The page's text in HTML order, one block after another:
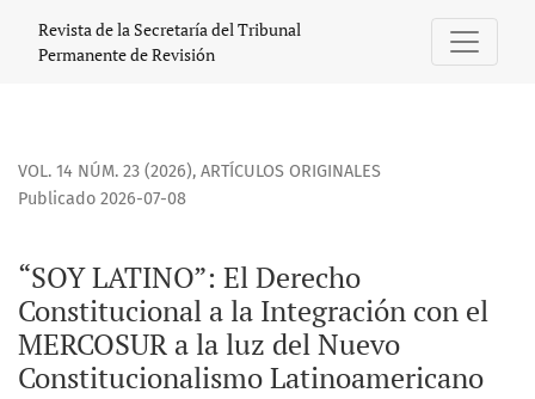
“SOY LATINO”: El Derecho Constitucional a la
Revista de la Secretaría del Tribunal
Permanente de Revisión
VOL. 14 NÚM. 23 (2026), ARTÍCULOS ORIGINALES
“SOY LATINO”: El Derecho
Constitucional a la Integración con el
MERCOSUR a la luz del Nuevo
Constitucionalismo Latinoamericano
Publicado 2026-07-08